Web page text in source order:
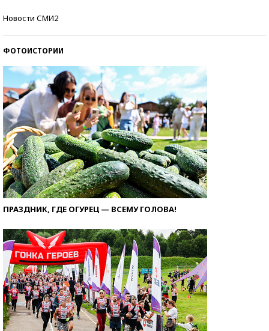
Новости СМИ2
ФОТОИСТОРИИ
ПРАЗДНИК, ГДЕ ОГУРЕЦ — ВСЕМУ ГОЛОВА!